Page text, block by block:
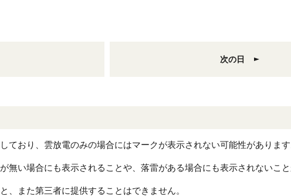
次の日
ており、雲放電のみの場合にはマークが表示されない可能性があります
無い場合にも表示されることや、落雷がある場合にも表示されないこと
、また第三者に提供することはできません。